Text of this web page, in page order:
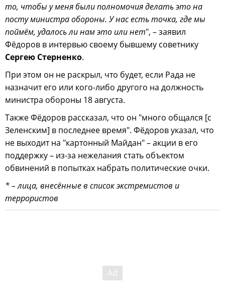
то, чтобы у меня были полномочия делать это на
посту министра обороны. У нас есть точка, где мы
поймём, удалось ли нам это или нет", – заявил
Фёдоров в интервью своему бывшему советнику
Сергею Стерненко.
При этом он не раскрыл, что будет, если Рада не
назначит его или кого-либо другого на должность
министра обороны 18 августа.
Также Фёдоров рассказал, что он "много общался [с
Зеленским] в последнее время". Фёдоров указал, что
не выходит на "картонный Майдан" – акции в его
поддержку – из-за нежелания стать объектом
обвинений в попытках набрать политические очки.
* – лица, внесённые в список экстремистов и
террористов